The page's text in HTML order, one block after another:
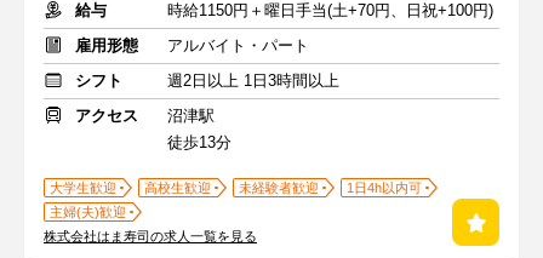
給与
時給1150円＋曜日手当(土+70円、日祝+100円)
雇用形態
アルバイト・パート
シフト
週2日以上 1日3時間以上
アクセス
沼津駅
徒歩13分
大学生歓迎 高校生歓迎 未経験者歓迎
1日4h以内可
主婦(夫)歓迎
株式会社はま寿司の求人一覧を見る